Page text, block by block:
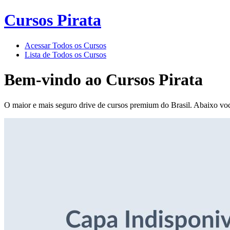
Cursos Pirata
Acessar Todos os Cursos
Lista de Todos os Cursos
Bem-vindo ao Cursos Pirata
O maior e mais seguro drive de cursos premium do Brasil. Abaixo